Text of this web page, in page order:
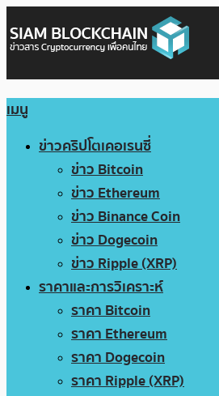
เมนู
ข่าวคริปโตเคอเรนซี่
ข่าว Bitcoin
ข่าว Ethereum
ข่าว Binance Coin
ข่าว Dogecoin
ข่าว Ripple (XRP)
ราคาและการวิเคราะห์
ราคา Bitcoin
ราคา Ethereum
ราคา Dogecoin
ราคา Ripple (XRP)